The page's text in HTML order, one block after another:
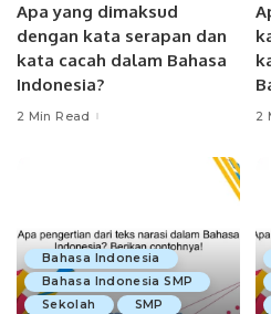
Apa yang dimaksud
dengan kata serapan dan
kata cacah dalam Bahasa
Indonesia?
2 Min Read 2
Bahasa Indonesia
Bahasa Indonesia SMP
Sekolah
SMP